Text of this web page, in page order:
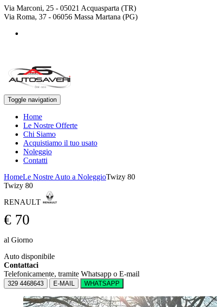
Via Marconi, 25 - 05021 Acquasparta (TR)
Via Roma, 37 - 06056 Massa Martana (PG)
Toggle navigation
Home
Le Nostre Offerte
Chi Siamo
Acquistiamo il tuo usato
Noleggio
Contatti
HomeLe Nostre Auto a NoleggioTwizy 80
Twizy 80
RENAULT
€ 70
al Giorno
Auto disponibile
Contattaci
Telefonicamente, tramite Whatsapp o E-mail
329 4468643 E-MAIL WHATSAPP